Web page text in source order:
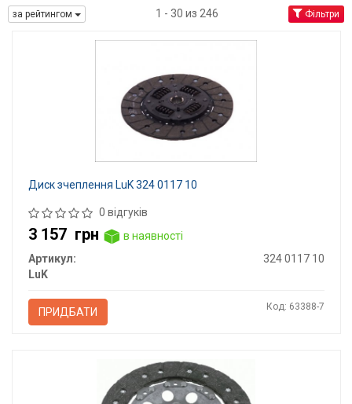
за рейтингом 1 - 30 из 246 Фільтри
Диск зчеплення LuK 324 0117 10
0 відгуків
3 157 грн
в наявності
Артикул:
324 0117 10
LuK
ПРИДБАТИ Код: 63388-7